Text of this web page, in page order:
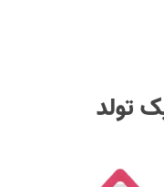
تولد